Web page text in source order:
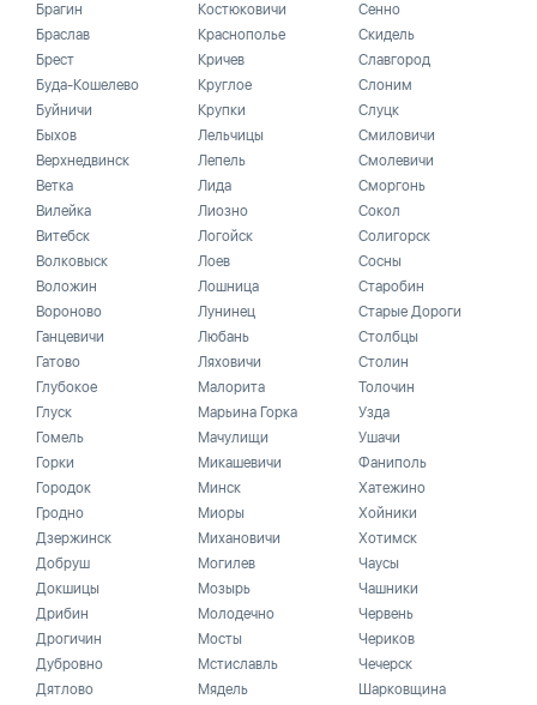
Брагин
Браслав
Брест
Буда-Кошелево
Буйничи
Быхов
Верхнедвинск
Ветка
Вилейка
Витебск
Волковыск
Воложин
Вороново
Ганцевичи
Гатово
Глубокое
Глуск
Гомель
Горки
Городок
Гродно
Дзержинск
Добруш
Докшицы
Дрибин
Дрогичин
Дубровно
Дятлово
Костюковичи
Краснополье
Кричев
Круглое
Крупки
Лельчицы
Лепель
Лида
Лиозно
Логойск
Лоев
Лошница
Лунинец
Любань
Ляховичи
Малорита
Марьина Горка
Мачулищи
Микашевичи
Минск
Миоры
Михановичи
Могилев
Мозырь
Молодечно
Мосты
Мстиславль
Мядель
Сенно
Скидель
Славгород
Слоним
Слуцк
Смиловичи
Смолевичи
Сморгонь
Сокол
Солигорск
Сосны
Старобин
Старые Дороги
Столбцы
Столин
Толочин
Узда
Ушачи
Фаниполь
Хатежино
Хойники
Хотимск
Чаусы
Чашники
Червень
Чериков
Чечерск
Шарковщина